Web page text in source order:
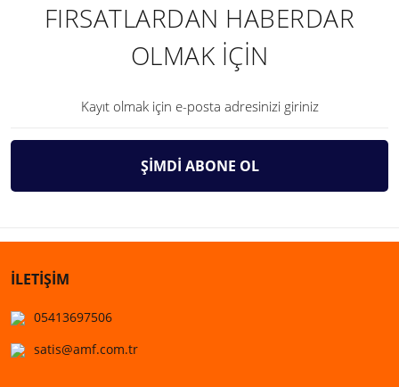
FIRSATLARDAN HABERDAR
OLMAK İÇİN
ŞİMDİ ABONE OL
İLETİŞİM
05413697506
satis@amf.com.tr